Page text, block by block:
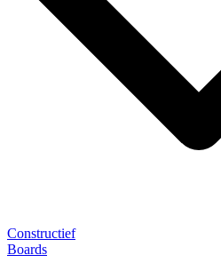
Constructief
Boards